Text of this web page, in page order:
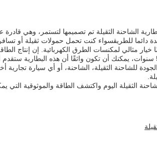
دورة، هذه بطارية الشاحنة الثقيلة تم تصميمها لتستمر،
دائما للطريقسواء كنت تحمل حمولات ثقيلة أو
خيار مثالي لمكنسات الطرق الكهربائية. إن إنتاج
للشاحنة الثقيلة، الشاحنة، أو أي سيارة تجارية
الثقيلة اليوم واكتشف الطاقة والموثوقية التي